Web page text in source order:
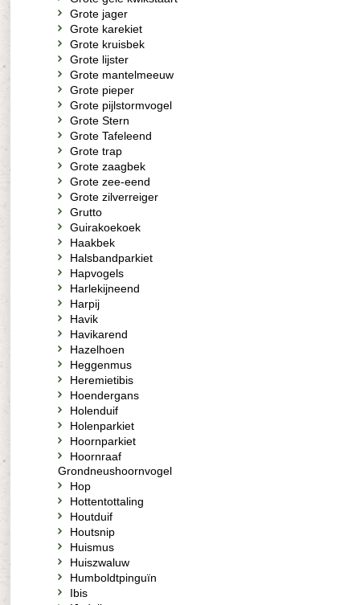
Grote jager
Grote karekiet
Grote kruisbek
Grote lijster
Grote mantelmeeuw
Grote pieper
Grote pijlstormvogel
Grote Stern
Grote Tafeleend
Grote trap
Grote zaagbek
Grote zee-eend
Grote zilverreiger
Grutto
Guirakoekoek
Haakbek
Halsbandparkiet
Hapvogels
Harlekijneend
Harpij
Havik
Havikarend
Hazelhoen
Heggenmus
Heremietibis
Hoendergans
Holenduif
Holenparkiet
Hoornparkiet
Hoornraaf
Grondneushoornvogel
Hop
Hottentottaling
Houtduif
Houtsnip
Huismus
Huiszwaluw
Humboldtpinguïn
Ibis